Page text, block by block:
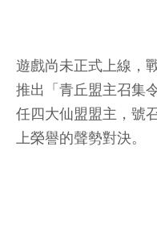
遊戲尚未正式上線，
推出「青丘盟主召集
任四大仙盟盟主，號
上榮譽的聲勢對決。